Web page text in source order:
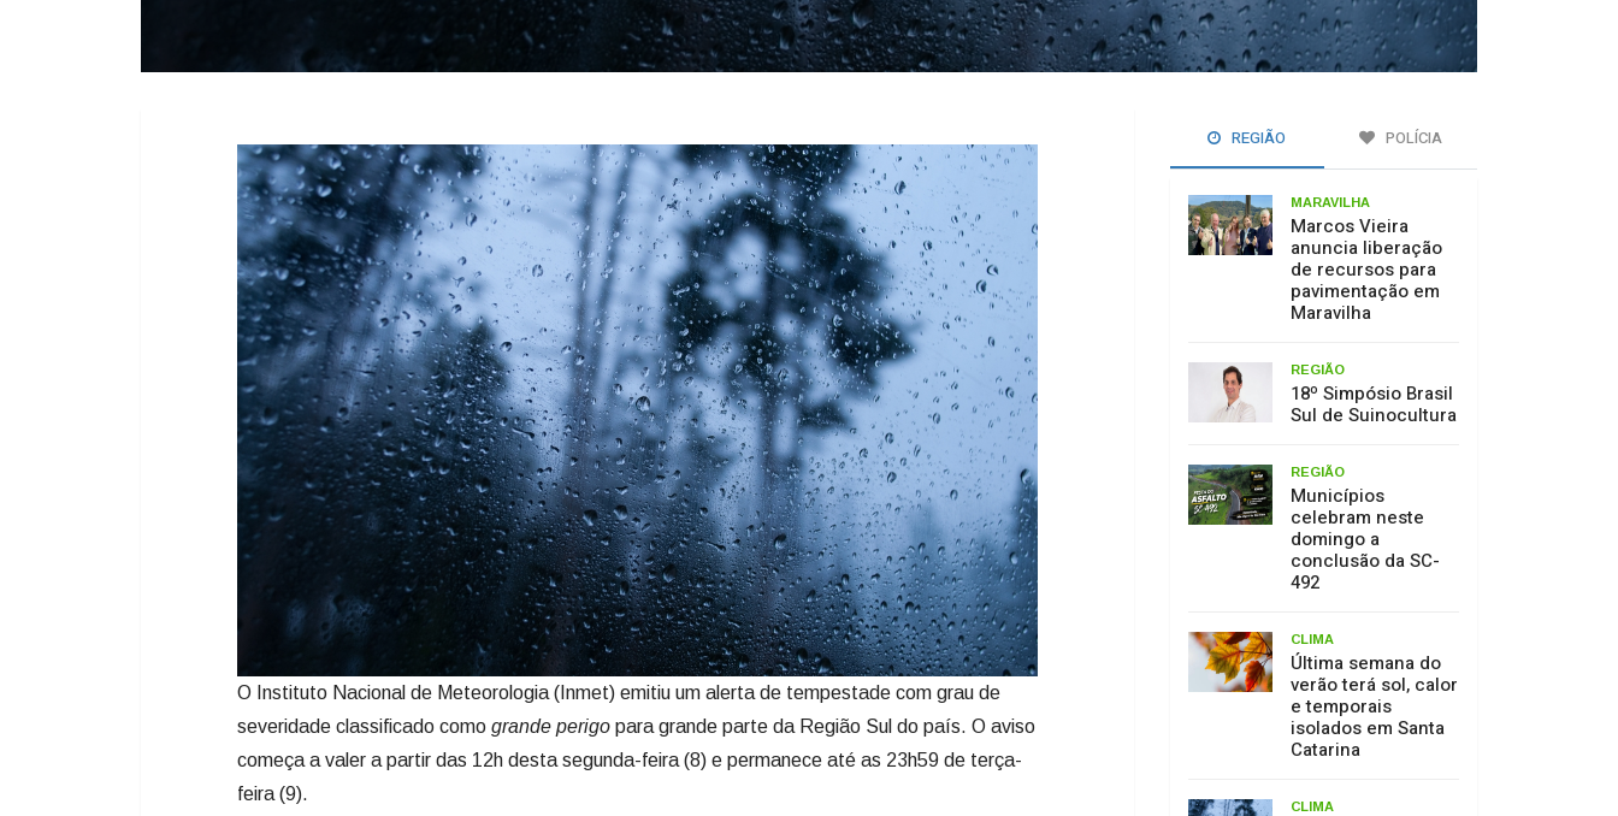
O Instituto Nacional de Meteorologia (Inmet) emitiu um alerta de tempestade com grau de
severidade classificado como grande perigo para grande parte da Região Sul do país. O aviso
começa a valer a partir das 12h desta segunda-feira (8) e permanece até as 23h59 de terça-
feira (9).
REGIÃO POLÍCIA
MARAVILHA
Marcos Vieira
anuncia liberação
de recursos para
pavimentação em
Maravilha
REGIÃO
18º Simpósio Brasil
Sul de Suinocultura
REGIÃO
Municípios
celebram neste
domingo a
conclusão da SC-
492
CLIMA
Última semana do
verão terá sol, calor
e temporais
isolados em Santa
Catarina
CLIMA